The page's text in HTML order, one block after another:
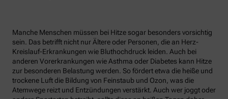
Manche Menschen müssen bei Hitze sogar besonders vorsichtig
sein. Das betrifft nicht nur Ältere oder Personen, die an Herz-
Kreislauf-Erkrankungen wie Bluthochdruck leiden. Auch bei
anderen Vorerkrankungen wie Asthma oder Diabetes kann Hitze
zur besonderen Belastung werden. So fördert etwa die heiße und
trockene Luft die Bildung von Feinstaub und Ozon, was die
Atemwege reizt und Entzündungen verstärkt. Auch wer joggt oder